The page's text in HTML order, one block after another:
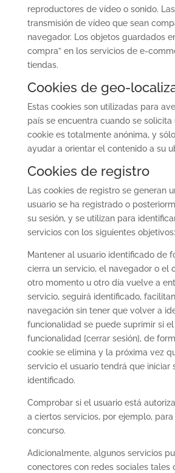
reproductores de vídeo o sonido.
transmisión de vídeo que sean
navegador. Los objetos guardados
compra” en los servicios de e-
tiendas.
Cookies de geo-
Estas cookies son utilizadas para
país se encuentra cuando se solicita
cookie es totalmente anónima, y
ayudar a orientar el contenido a su
Cookies de registro
Las cookies de registro se generan
usuario se ha registrado o
su sesión, y se utilizan para
servicios con los siguientes objetivos:
Mantener al usuario identificado de
cierra un servicio, el navegador o el
otro momento u otro día vuelve a
servicio, seguirá identificado,
navegación sin tener que volver a
funcionalidad se puede suprimir si
funcionalidad [cerrar sesión], de
cookie se elimina y la próxima vez
servicio el usuario tendrá que iniciar
identificado.
Comprobar si el usuario está
a ciertos servicios, por ejemplo,
concurso.
Adicionalmente, algunos servicios
conectores con redes sociales tales